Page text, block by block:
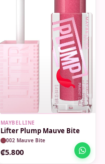
MAYBELLINE
Lifter Plump Mauve Bite
002 Mauve Bite
₡5.800